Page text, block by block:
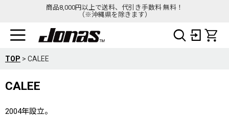
商品8,000円以上で送料、代引き手数料 無料！
（※沖縄県を除きます）
TOP > CALEE
CALEE
2004年設立。